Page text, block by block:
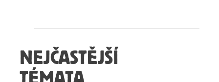
NEJČASTĚJŠÍ
TÉMATA